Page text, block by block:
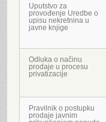
Uputstvo za
provođenje Uredbe o
upisu nekretnina u
javne knjige
Odluka o načinu
prodaje u procesu
privatizacije
Pravilnik o postupku
prodaje javnim